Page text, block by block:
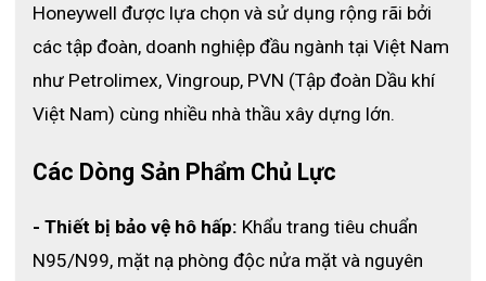
Honeywell được lựa chọn và sử dụng rộng rãi bởi
các tập đoàn, doanh nghiệp đầu ngành tại Việt Nam
như Petrolimex, Vingroup, PVN (Tập đoàn Dầu khí
Việt Nam) cùng nhiều nhà thầu xây dựng lớn.
Các Dòng Sản Phẩm Chủ Lực
- Thiết bị bảo vệ hô hấp: Khẩu trang tiêu chuẩn
N95/N99, mặt nạ phòng độc nửa mặt và nguyên